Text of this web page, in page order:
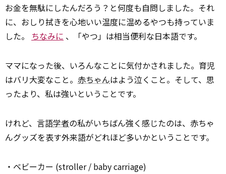
お金を無駄にしたんだろう？と何度も自問しました。それ
に、おしり拭きを心地いい温度に温めるやつも持っていま
した。 ちなみに 、「やつ」は相当便利な日本語です。
ママになった後、いろんなことに気付かされました。育児
はバリ大変なこと。 赤ちゃんはよう泣くこと。そして、思
ったより、私は強いということです。
けれど、言語学者の私がいちばん強く感じたのは、赤ちゃ
んグッズを表す外来語がどれほど多いかということです。
・ベビーカー (stroller / baby carriage)